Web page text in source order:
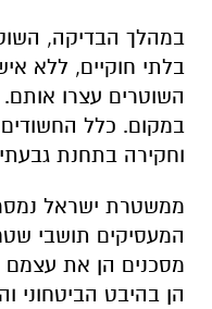
בלתי חוקיים, ללא
במקום. כלל
וחקירה בתחנת
ממשטרת ישראל
המעסיקים תושבי
מסכנים הן את עצמם
הן בהיבט הביטחוני